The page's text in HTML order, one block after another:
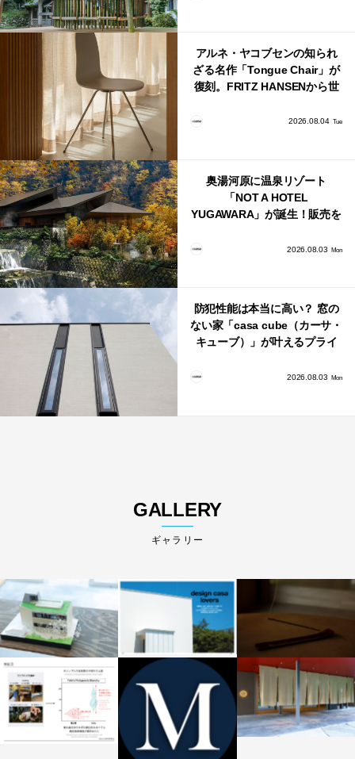
アルネ・ヤコブセンの知られ
ざる名作「Tongue Chair」が
復刻。FRITZ HANSENから世
2026.08.04 Tue
奥湯河原に温泉リゾート
「NOT A HOTEL
YUGAWARA」が誕生！販売を
2026.08.03 Mon
防犯性能は本当に高い？ 窓の
ない家「casa cube（カーサ・
キューブ）」が叶えるプライ
2026.08.03 Mon
GALLERY
ギャラリー